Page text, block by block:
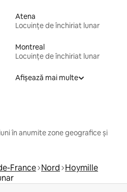
Atena
Locuințe de închiriat lunar
Montreal
Locuințe de închiriat lunar
Afișează mai multe
în anumite zone geografice și
France Nord Hoymille